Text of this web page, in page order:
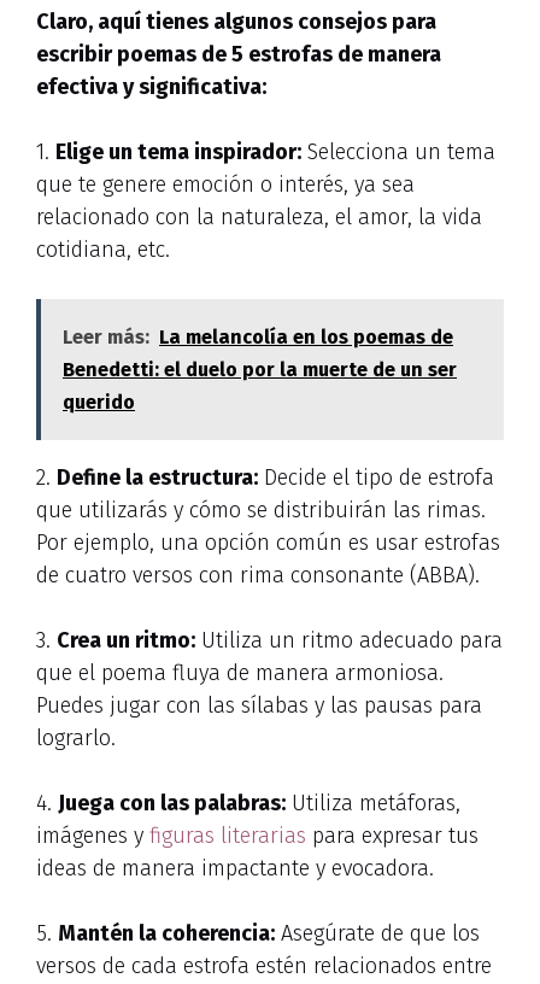
Claro, aquí tienes algunos consejos para
escribir poemas de 5 estrofas de manera
efectiva y significativa:
1. Elige un tema inspirador: Selecciona un tema
que te genere emoción o interés, ya sea
relacionado con la naturaleza, el amor, la vida
cotidiana, etc.
Leer más: La melancolía en los poemas de
Benedetti: el duelo por la muerte de un ser
querido
2. Define la estructura: Decide el tipo de estrofa
que utilizarás y cómo se distribuirán las rimas.
Por ejemplo, una opción común es usar estrofas
de cuatro versos con rima consonante (ABBA).
3. Crea un ritmo: Utiliza un ritmo adecuado para
que el poema fluya de manera armoniosa.
Puedes jugar con las sílabas y las pausas para
lograrlo.
4. Juega con las palabras: Utiliza metáforas,
imágenes y figuras literarias para expresar tus
ideas de manera impactante y evocadora.
5. Mantén la coherencia: Asegúrate de que los
versos de cada estrofa estén relacionados entre